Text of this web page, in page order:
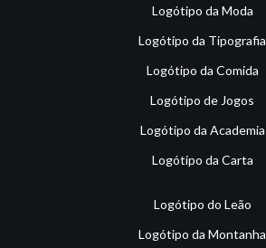
Logótipo da Moda
Logótipo da Tipografia
Logótipo da Comida
Logótipo de Jogos
Logótipo da Academia
Logótipo da Carta
Logótipo do Leão
Logótipo da Montanha